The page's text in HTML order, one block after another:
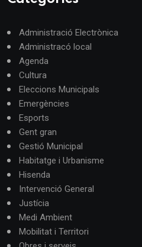
Administració Electrònica
Administracó local
Agenda
Cultura
Eleccions Municipals
Emergències
Esports
Gent gran
Gestió Municipal
Habitatge i Urbanisme
Hisenda
Intervenció General
Justícia
Medi Ambient
Mobilitat i Territori